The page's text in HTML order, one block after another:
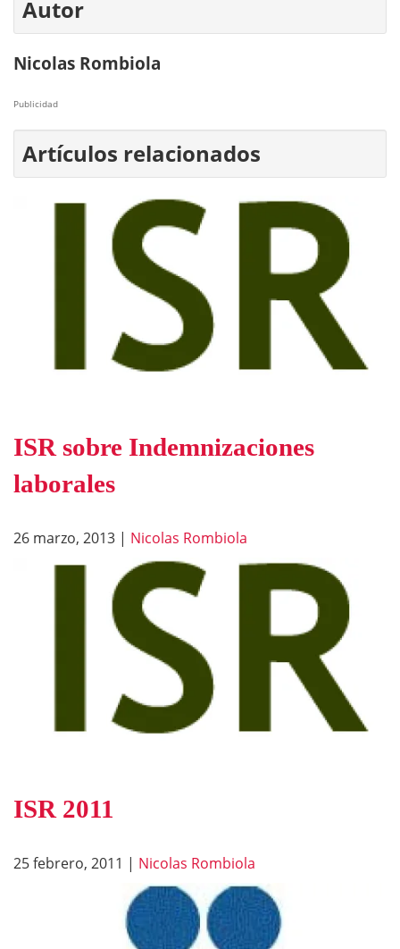
Autor
Nicolas Rombiola
Publicidad
Artículos relacionados
ISR sobre Indemnizaciones
laborales
26 marzo, 2013 | Nicolas Rombiola
ISR 2011
25 febrero, 2011 | Nicolas Rombiola